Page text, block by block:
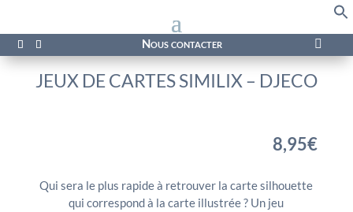
Nous contacter 
JEUX DE CARTES SIMILIX – DJECO
8,95€
Qui sera le plus rapide à retrouver la carte silhouette
qui correspond à la carte illustrée ? Un jeu